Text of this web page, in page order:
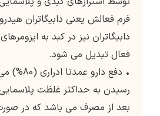
فرم فعالش یعنی دابیگاتران
دابیگاتران نیز در کبد به
فعال تبدیل می شود.
• دفع دارو
رسیدن به حداکثر غلظت
بعد از مصرف می باشد که در